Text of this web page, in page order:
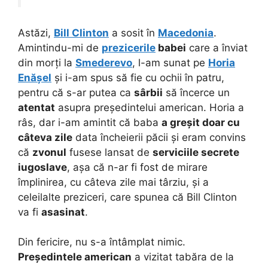
Astăzi, Bill Clinton a sosit în Macedonia.
Amintindu-mi de prezicerile babei care a înviat
din morți la Smederevo, l-am sunat pe Horia
Enășel și i-am spus să fie cu ochii în patru,
pentru că s-ar putea ca sârbii să încerce un
atentat asupra președintelui american. Horia a
râs, dar i-am amintit că baba a greșit doar cu
câteva zile data încheierii păcii și eram convins
că zvonul fusese lansat de serviciile secrete
iugoslave, așa că n-ar fi fost de mirare
împlinirea, cu câteva zile mai târziu, și a
celeilalte preziceri, care spunea că Bill Clinton
va fi asasinat.
Din fericire, nu s-a întâmplat nimic.
Președintele american a vizitat tabăra de la